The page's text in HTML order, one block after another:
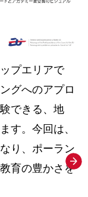
プエリアで
グへのアプロ
できる、地
す。今回は、
り、ポーラン
育の豊かさを